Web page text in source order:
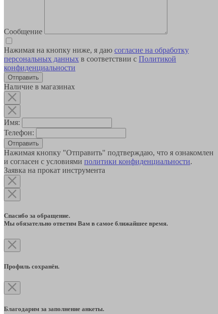
Сообщение
Нажимая на кнопку ниже, я даю согласие на обработку
персональных данных в соответствии с Политикой
конфиденциальности
Наличие в магазинах
Имя:
Телефон:
Отправить
Нажимая кнопку "Отправить" подтверждаю, что я ознакомлен
и согласен с условиями политики конфиденциальности.
Заявка на прокат инструмента
Спасибо за обращение.
Мы обязательно ответим Вам в самое ближайшее время.
Профиль сохранён.
Благодарим за заполнение анкеты.